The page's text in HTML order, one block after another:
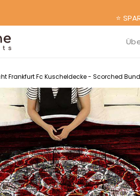
⭐
Frankfurt Fc Kuscheldecke - Scorched